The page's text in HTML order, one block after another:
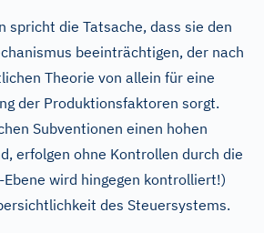
spricht die Tatsache, dass sie den
beeinträchtigen, der nach
Theorie von allein für eine
der Produktionsfaktoren sorgt.
Subventionen einen hohen
erfolgen ohne Kontrollen durch die
wird hingegen kontrolliert!)
des Steuersystems.